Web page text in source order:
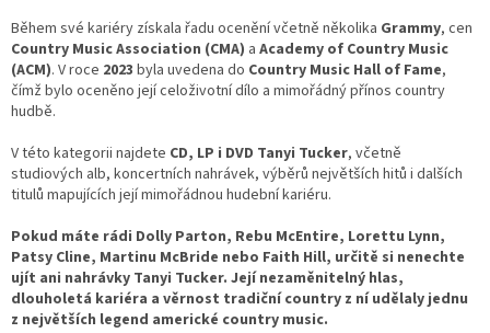
Během své kariéry získala řadu ocenění včetně několika Grammy, cen
Country Music Association (CMA) a Academy of Country Music
(ACM). V roce 2023 byla uvedena do Country Music Hall of Fame,
čímž bylo oceněno její celoživotní dílo a mimořádný přínos country
hudbě.
V této kategorii najdete CD, LP i DVD Tanyi Tucker, včetně
studiových alb, koncertních nahrávek, výběrů největších hitů i dalších
titulů mapujících její mimořádnou hudební kariéru.
Pokud máte rádi Dolly Parton, Rebu McEntire, Lorettu Lynn,
Patsy Cline, Martinu McBride nebo Faith Hill, určitě si nenechte
ujít ani nahrávky Tanyi Tucker. Její nezaměnitelný hlas,
dlouholetá kariéra a věrnost tradiční country z ní udělaly jednu
z největších legend americké country music.